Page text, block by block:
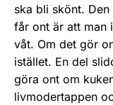
ska bli skönt.
får ont är att man
våt. Om det gör
istället. En del
göra ont om
livmodertappen